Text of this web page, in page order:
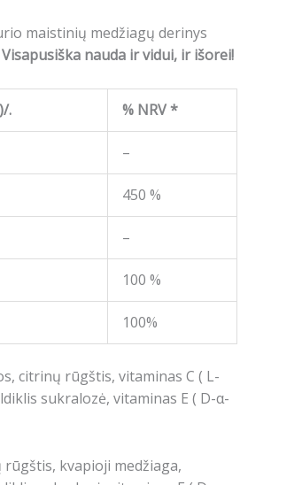
maistinių medžiagų derinys
Visapusiška nauda ir vidui, ir išorei!
. % NRV *
–
450 %
–
100 %
100%
citrinų rūgštis, vitaminas C ( L-
sukralozė, vitaminas E ( D-α-
kvapioji medžiaga,